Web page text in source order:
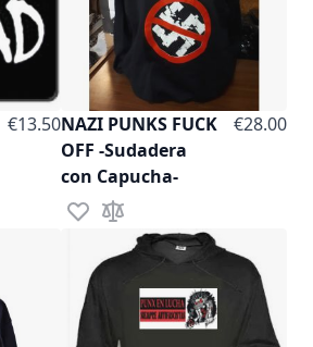
As low as
€13.50NAZI PUNKS FUCK
OFF -Sudadera
con Capucha-
As low as
€28.00
Add to Wish List
Add to Compare